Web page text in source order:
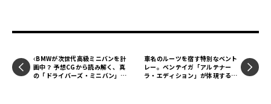
BMWが次世代高級ミニバンを計
画中？ 予想CGから読み解く、真
の「ドライバーズ・ミニバン」の
車名のルーツを宿す特別なベント
レー。ベンテイガ「アルテナー
ラ・エディション」が体現する究